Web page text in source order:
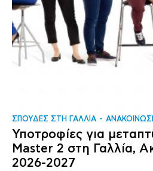
ΣΠΟΥΔΕΣ ΣΤΗ ΓΑΛΛΙΑ
Υποτροφίες για
Master 2 στη Γαλλία,
2026-2027